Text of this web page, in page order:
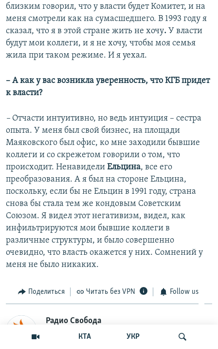
КТА УКР
близким говорил, что у власти будет Комитет, и на
меня смотрели как на сумасшедшего. В 1993 году я
сказал, что я в этой стране жить не хочу. У власти
будут мои коллеги, и я не хочу, чтобы моя семья
жила при таком режиме. И я уехал.
– А как у вас возникла уверенность, что КГБ придет
к власти?
– Отчасти интуитивно, но ведь интуиция – сестра
опыта. У меня был свой бизнес, на площади
Маяковского был офис, ко мне заходили бывшие
коллеги и со скрежетом говорили о том, что
происходит. Ненавидели Ельцина, все его
преобразования. А я был на стороне Ельцина,
поскольку, если бы не Ельцин в 1991 году, страна
снова бы стала тем же кондовым Советским
Союзом. Я видел этот негативизм, видел, как
инфильтрируются мои бывшие коллеги в
различные структуры, и было совершенно
очевидно, что власть окажется у них. Сомнений у
меня не было никаких.
Поделиться Читать без VPN Follow us
Радио Свобода
Оригинал публикации – на сайте
Радио